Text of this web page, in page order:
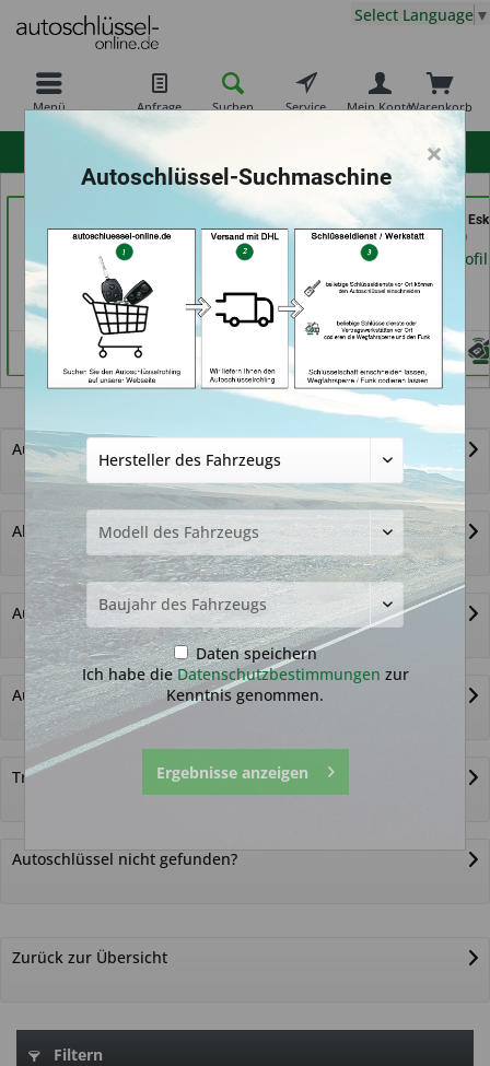
Menü Anfrage Suchen Service Warenkorb
Mein Konto
Select Language ▼
Fellbach)
Händlerprofil
Schuh und Schlüssel
Profi Dschurny (in
Rosdorf)
Shoes & Keys by
Erlangen)
Händlerprofil
Autoschlüssel mit Funk
Alternativ-Funkautoschlüssel
Autoschlüssel ohne Funk
Autoschlüsselgehäuse und Zubehör
Transponder
Autoschlüssel nicht gefunden?
Zurück zur Übersicht
Filtern
×
Autoschlüssel-Suchmaschine
Daten speichern
Ich habe dieDatenschutzbestimmungen zur
Kenntnis genommen.
Ergebnisse anzeigen